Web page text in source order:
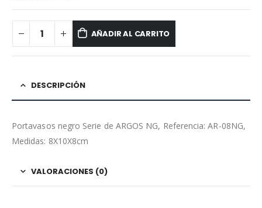
AÑADIR AL CARRITO
DESCRIPCIÓN
Portavasos negro Serie de ARGOS NG, Referencia: AR-08NG,
Medidas: 8X10X8cm
VALORACIONES (0)